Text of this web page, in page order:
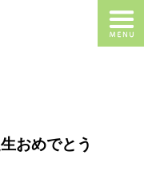
おめでとう